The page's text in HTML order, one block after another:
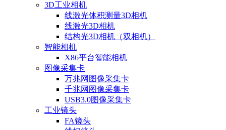
3D工业相机
线激光体积测量3D相机
线激光3D相机
结构光3D相机（双相机）
智能相机
X86平台智能相机
图像采集卡
万兆网图像采集卡
千兆网图像采集卡
USB3.0图像采集卡
工业镜头
FA镜头